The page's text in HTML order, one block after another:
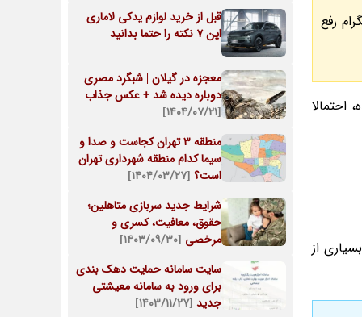
رفع
از
قبل از خرید لوازم یدکی لاماری
این ۷ نکته را حتما بدانید
معجزه در گیلان | شبگرد مصری
دوباره دیده شد + عکس جذاب
[۱۴۰۴/۰۷/۲۱]
منطقه ۳ تهران کجاست و صدا و
سیما کدام منطقه شهرداری تهران
است؟ [۱۴۰۴/۰۳/۲۷]
شرایط جدید سربازی متاهلین؛
حقوق، معافیت، کسری و
مرخصی [۱۴۰۳/۰۹/۳۰]
سایت سامانه حمایت دهک بندی
برای ورود به سامانه معیشتی
جدید [۱۴۰۳/۱۱/۲۷]